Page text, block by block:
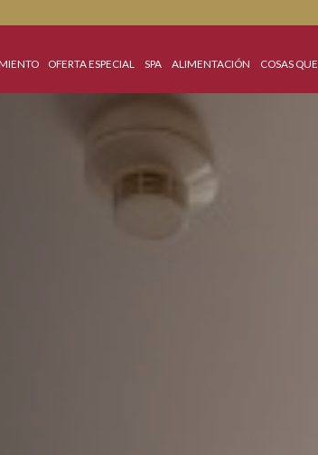
ALOJAMIENTO OFERTA ESPECIAL SPA ALIMENTACIÓN